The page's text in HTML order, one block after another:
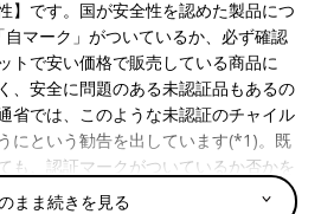
】です。国が安全性を認めた製品につ
マーク」がついているか、必ず確認
トで安い価格で販売している商品に
、安全に問題のある未認証品もあるの
では、このような未認証のチャイル
にという勧告を出しています(*1)。既
も、認証マークがついているか否かを
。まま続きを見る